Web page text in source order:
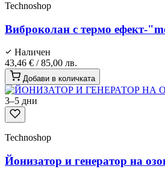
Technoshop
Виброколан с термо ефект-
Наличен
43,46 € / 85,00 лв.
Добави в количката
3–5 дни
Technoshop
Йонизатор и генератор на